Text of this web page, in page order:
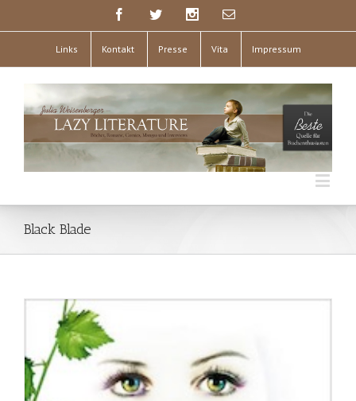
Links Kontakt Presse Vita Impressum
Black Blade